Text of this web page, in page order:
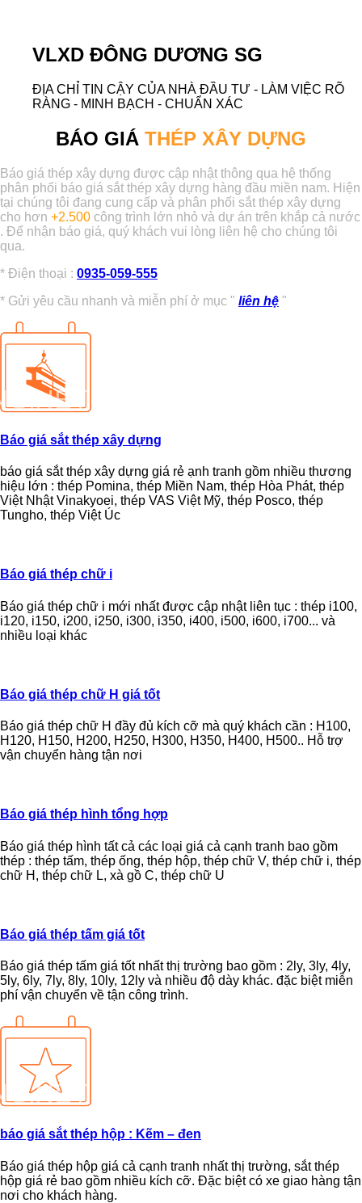
VLXD ĐÔNG DƯƠNG SG
ĐỊA CHỈ TIN CẬY CỦA NHÀ ĐẦU TƯ - LÀM VIỆC RÕ
RÀNG - MINH BẠCH - CHUẨN XÁC
BÁO GIÁ THÉP XÂY DỰNG
Báo giá thép xây dựng được cập nhật thông qua hệ thống
phân phối báo giá sắt thép xây dựng hàng đầu miền nam. Hiện
tại chúng tôi đang cung cấp và phân phối sắt thép xây dựng
cho hơn +2.500 công trình lớn nhỏ và dự án trên khắp cả nước
. Để nhận báo giá, quý khách vui lòng liên hệ cho chúng tôi
qua.
* Điện thoại : 0935-059-555
* Gửi yêu cầu nhanh và miễn phí ở mục " liên hệ "
Báo giá sắt thép xây dựng
báo giá sắt thép xây dựng giá rẻ ạnh tranh gồm nhiều thương
hiệu lớn : thép Pomina, thép Miền Nam, thép Hòa Phát, thép
Việt Nhật Vinakyoei, thép VAS Việt Mỹ, thép Posco, thép
Tungho, thép Việt Úc
Báo giá thép chữ i
Báo giá thép chữ i mới nhất được cập nhật liên tục : thép i100,
i120, i150, i200, i250, i300, i350, i400, i500, i600, i700... và
nhiều loại khác
Báo giá thép chữ H giá tốt
Báo giá thép chữ H đầy đủ kích cỡ mà quý khách cần : H100,
H120, H150, H200, H250, H300, H350, H400, H500.. Hỗ trợ
vận chuyển hàng tận nơi
Báo giá thép hình tổng hợp
Báo giá thép hình tất cả các loại giá cả cạnh tranh bao gồm
thép : thép tấm, thép ống, thép hộp, thép chữ V, thép chữ i, thép
chữ H, thép chữ L, xà gồ C, thép chữ U
Báo giá thép tấm giá tốt
Báo giá thép tấm giá tốt nhất thị trường bao gồm : 2ly, 3ly, 4ly,
5ly, 6ly, 7ly, 8ly, 10ly, 12ly và nhiều độ dày khác. đặc biệt miễn
phí vận chuyển về tận công trình.
báo giá sắt thép hộp : Kẽm – đen
Báo giá thép hộp giá cả cạnh tranh nhất thị trường, sắt thép
hộp giá rẻ bao gồm nhiều kích cỡ. Đặc biệt có xe giao hàng tận
nơi cho khách hàng.